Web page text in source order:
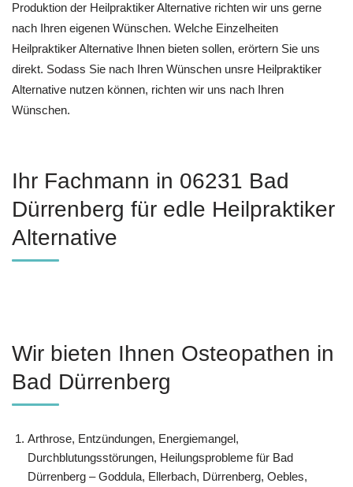
Produktion der Heilpraktiker Alternative richten wir uns gerne
nach Ihren eigenen Wünschen. Welche Einzelheiten
Heilpraktiker Alternative Ihnen bieten sollen, erörtern Sie uns
direkt. Sodass Sie nach Ihren Wünschen unsre Heilpraktiker
Alternative nutzen können, richten wir uns nach Ihren
Wünschen.
Ihr Fachmann in 06231 Bad
Dürrenberg für edle Heilpraktiker
Alternative
Wir bieten Ihnen Osteopathen in
Bad Dürrenberg
Arthrose, Entzündungen, Energiemangel,
Durchblutungsstörungen, Heilungsprobleme für Bad
Dürrenberg – Goddula, Ellerbach, Dürrenberg, Oebles,